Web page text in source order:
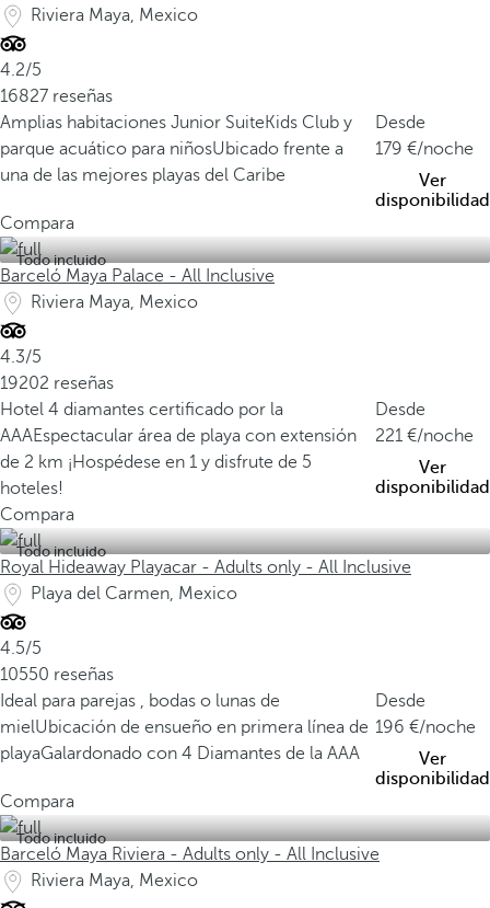
Riviera Maya, Mexico
4.2/5
16827 reseñas
Amplias habitaciones Junior SuiteKids Club y
parque acuático para niñosUbicado frente a
una de las mejores playas del Caribe
Desde
179
/noche
Ver
disponibilidad
Compara
Todo incluido
Barceló Maya Palace - All Inclusive
Riviera Maya, Mexico
4.3/5
19202 reseñas
Hotel 4 diamantes certificado por la
AAAEspectacular área de playa con extensión
de 2 km ¡Hospédese en 1 y disfrute de 5
hoteles!
Desde
221
/noche
Ver
disponibilidad
Compara
Todo incluido
Royal Hideaway Playacar - Adults only - All Inclusive
Playa del Carmen, Mexico
4.5/5
10550 reseñas
Ideal para parejas , bodas o lunas de
mielUbicación de ensueño en primera línea de
playaGalardonado con 4 Diamantes de la AAA
Desde
196
/noche
Ver
disponibilidad
Compara
Todo incluido
Barceló Maya Riviera - Adults only - All Inclusive
Riviera Maya, Mexico